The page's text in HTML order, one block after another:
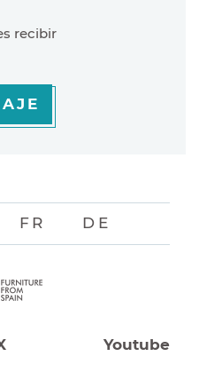
recibir
Youtube
FR DE